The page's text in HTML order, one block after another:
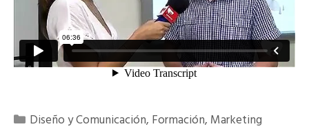
Categorías
Diseño y Comunicación, Formación, Marketing